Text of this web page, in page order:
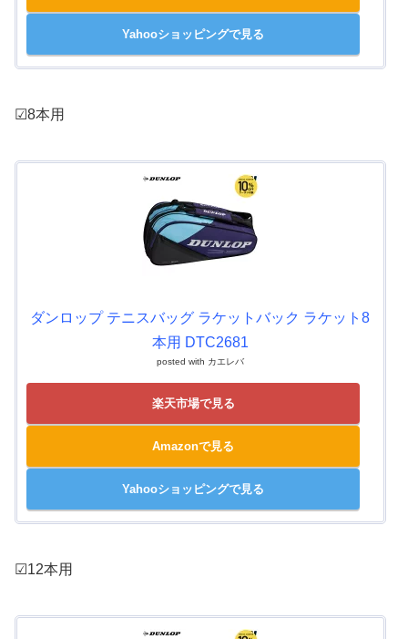
Yahooショッピングで見る
☑8本用
ダンロップ テニスバッグ ラケットバック ラケット8
本用 DTC2681
posted with カエレバ
楽天市場で見る
Amazonで見る
Yahooショッピングで見る
☑12本用